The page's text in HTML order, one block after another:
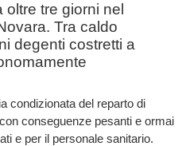
tre giorni nel
Tra caldo
degenti costretti a
condizionata del reparto di
conseguenze pesanti e ormai
e per il personale sanitario.